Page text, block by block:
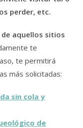
perder, etc.
aquellos sitios
te
te permitirá
más solicitadas:
sin cola y
de